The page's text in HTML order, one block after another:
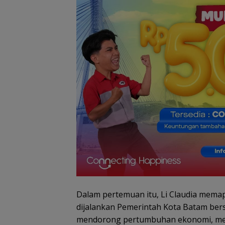
Dalam pertemuan itu, Li Claudia
dijalankan Pemerintah Kota Batam
mendorong pertumbuhan ekonomi,
Dugaan
Rekrutmen
Anggota Polri di
Lingga, Uang